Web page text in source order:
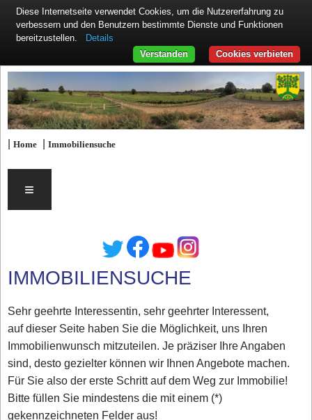
|Home |Immobiliensuche
≡
IMMOBILIENSUCHE
Sehr geehrte Interessentin, sehr geehrter Interessent,
auf dieser Seite haben Sie die Möglichkeit, uns Ihren
Immobilienwunsch mitzuteilen. Je präziser Ihre Angaben
sind, desto gezielter können wir Ihnen Angebote machen.
Für Sie also der erste Schritt auf dem Weg zur Immobilie!
Bitte füllen Sie mindestens die mit einem (*)
gekennzeichneten Felder aus!
Diese Internetseite verwendet Cookies, um die Nutzererfahrung zu
verbessern und den Benutzern bestimmte Dienste und Funktionen
bereitzustellen.
Details
Cookies verbieten
Verstanden